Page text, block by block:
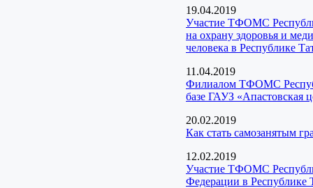
19.04.2019
Участие ТФОМС
на охрану здоровья и
человека в Республике
11.04.2019
Филиалом ТФОМС
базе ГАУЗ «Апастовская
20.02.2019
Как стать самозанятым
12.02.2019
Участие ТФОМС
Федерации в Республике